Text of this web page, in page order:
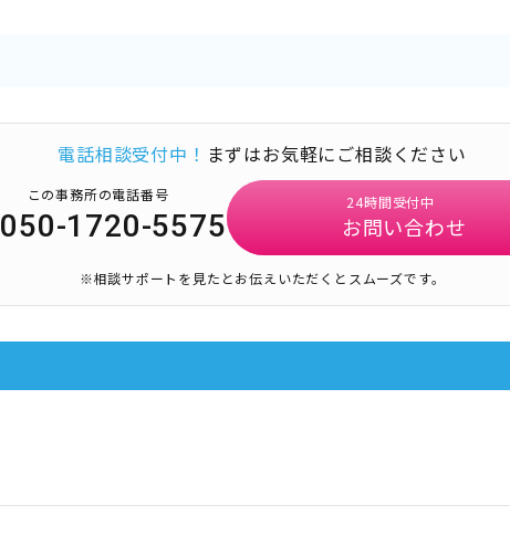
電話相談受付中！ まずはお気軽にご相談ください
この事務所の電話番号
050-1720-5575
24時間受付中
お問い合わせ
※相談サポートを見たとお伝えいただくとスムーズです。